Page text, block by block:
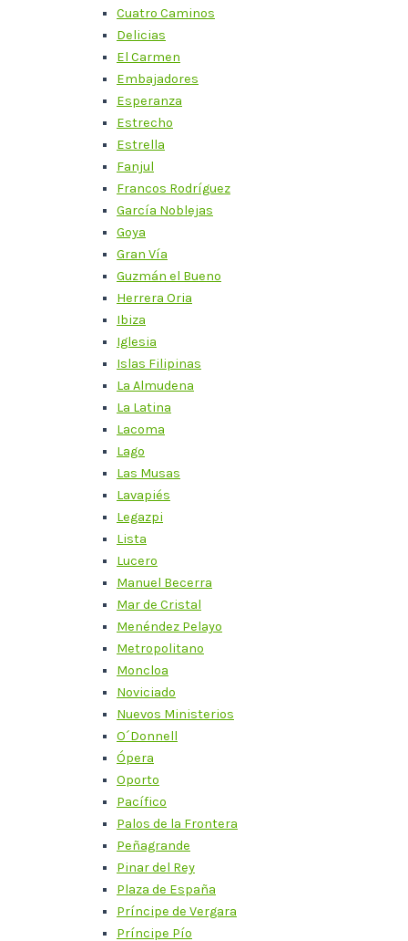
Cuatro Caminos
Delicias
El Carmen
Embajadores
Esperanza
Estrecho
Estrella
Fanjul
Francos Rodríguez
García Noblejas
Goya
Gran Vía
Guzmán el Bueno
Herrera Oria
Ibiza
Iglesia
Islas Filipinas
La Almudena
La Latina
Lacoma
Lago
Las Musas
Lavapiés
Legazpi
Lista
Lucero
Manuel Becerra
Mar de Cristal
Menéndez Pelayo
Metropolitano
Moncloa
Noviciado
Nuevos Ministerios
O´Donnell
Ópera
Oporto
Pacífico
Palos de la Frontera
Peñagrande
Pinar del Rey
Plaza de España
Príncipe de Vergara
Príncipe Pío